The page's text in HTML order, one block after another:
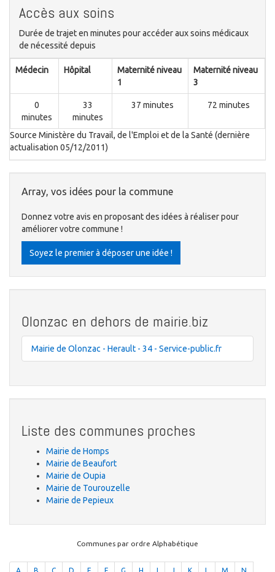
Accès aux soins
Durée de trajet en minutes pour accéder aux soins médicaux
de nécessité depuis
Médecin Hôpital
Maternité niveau
1
Maternité niveau
3
0
minutes
33
minutes
37 minutes 72 minutes
Source Ministère du Travail, de l'Emploi et de la Santé (dernière
actualisation 05/12/2011)
Array, vos idées pour la commune
Donnez votre avis en proposant des idées à réaliser pour
améliorer votre commune !
Soyez le premier à déposer une idée !
Olonzac en dehors de mairie.biz
Mairie de Olonzac - Herault - 34 - Service-public.fr
Liste des communes proches
Mairie de Homps
Mairie de Beaufort
Mairie de Oupia
Mairie de Tourouzelle
Mairie de Pepieux
Communes par ordre Alphabétique